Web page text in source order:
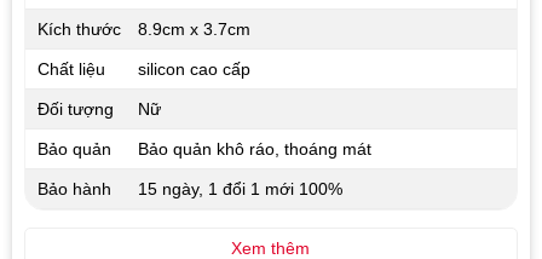
Kích thước 8.9cm x 3.7cm
Chất liệu silicon cao cấp
Đối tượng Nữ
Bảo quản Bảo quản khô ráo, thoáng mát
Bảo hành 15 ngày, 1 đổi 1 mới 100%
Xem thêm